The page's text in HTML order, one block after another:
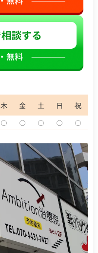
木 金 土 日 祝
◯ ◯ ◯ ◯ ◯